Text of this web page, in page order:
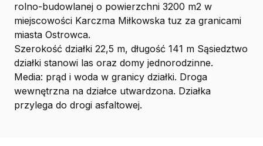
rolno-budowlanej o powierzchni 3200 m2 w
miejscowości Karczma Miłkowska tuz za granicami
miasta Ostrowca.
Szerokość działki 22,5 m, długość 141 m Sąsiedztwo
działki stanowi las oraz domy jednorodzinne.
Media: prąd i woda w granicy działki. Droga
wewnętrzna na działce utwardzona. Działka
przylega do drogi asfaltowej.